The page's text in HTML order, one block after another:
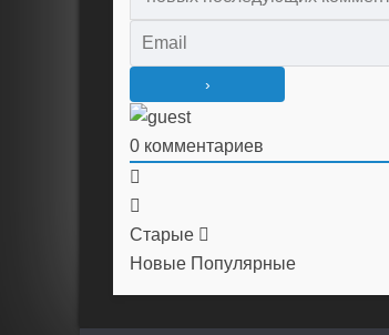
0 комментариев
Старые
Новые Популярные